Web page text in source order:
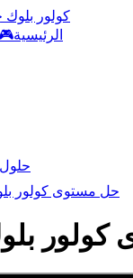
كولور بلوك
الرئيسية🎮
حل مستوى كولور بلوك
بلوك